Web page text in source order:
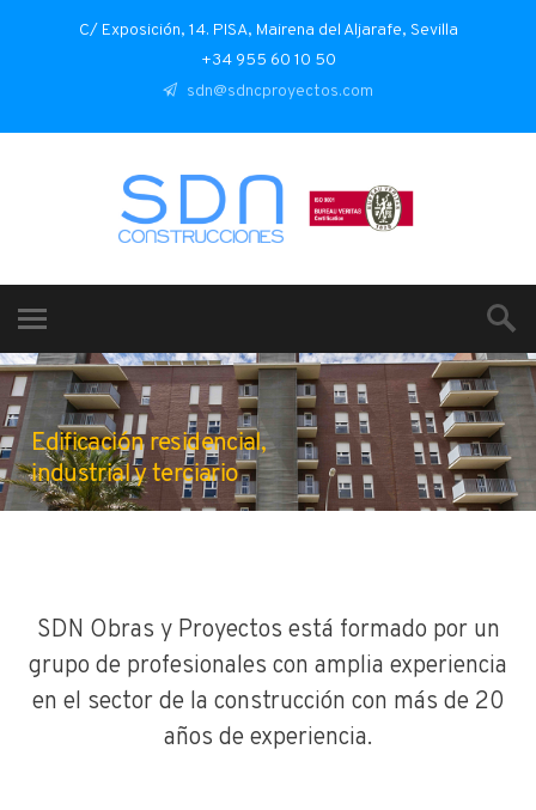
C/ Exposición, 14. PISA, Mairena del Aljarafe, Sevilla
+34 955 60 10 50
sdn@sdncproyectos.com
Edificación residencial,
industrial y terciario
SDN Obras y Proyectos está formado por un
grupo de profesionales con amplia experiencia
en el sector de la construcción con más de 20
años de experiencia.